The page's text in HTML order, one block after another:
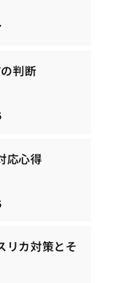
判断
応心得
リカ対策とそ